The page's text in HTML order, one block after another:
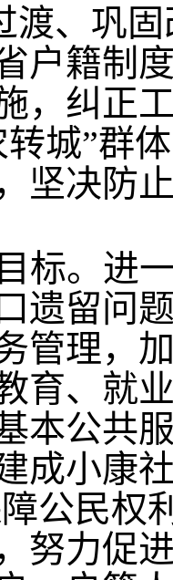
、巩固
户籍制
，纠正
城”群
坚决防
标。进
遗留问
管理，
育、就
本公共
成小康
公民权
努力促